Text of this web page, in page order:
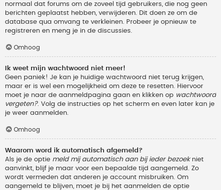
normaal dat forums om de zoveel tijd gebruikers, die nog geen
berichten geplaatst hebben, verwijderen. Dit doen ze om de
database qua omvang te verkleinen. Probeer je opnieuw te
registreren en meng je in de discussies.
Omhoog
Ik weet mijn wachtwoord niet meer!
Geen paniek! Je kan je huidige wachtwoord niet terug krijgen,
maar er is wel een mogelijkheid om deze te resetten. Hiervoor
moet je naar de aanmeldpagina gaan en klikken op wachtwoord
vergeten?. Volg de instructies op het scherm en even later kan je
je weer aanmelden.
Omhoog
Waarom word ik automatisch afgemeld?
Als je de optie meld mij automatisch aan bij ieder bezoekniet
aanvinkt, blijf je maar voor een bepaalde tijd aangemeld. Zo
wordt vermeden dat anderen je account misbruiken. Om
aangemeld te blijven, moet je bij het aanmelden de optie